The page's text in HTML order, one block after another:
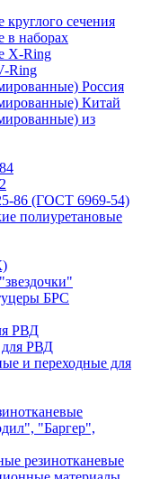
сечения
в наборах
Х-Ring
Ring
Россия
Китай
из
86 (ГОСТ 6969-54)
полиуретановые
БРС
РВД
для РВД
и переходные для
"Баргер",
резинотканевые